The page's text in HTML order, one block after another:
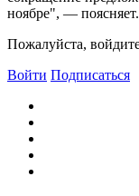
ноябре", —
Пожалуйста,
Войти Подписаться